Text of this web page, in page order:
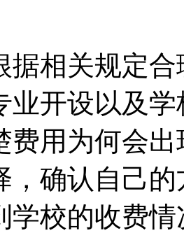
据相关规定
业开设以及
费用为何会
，确认自己
学校的收费